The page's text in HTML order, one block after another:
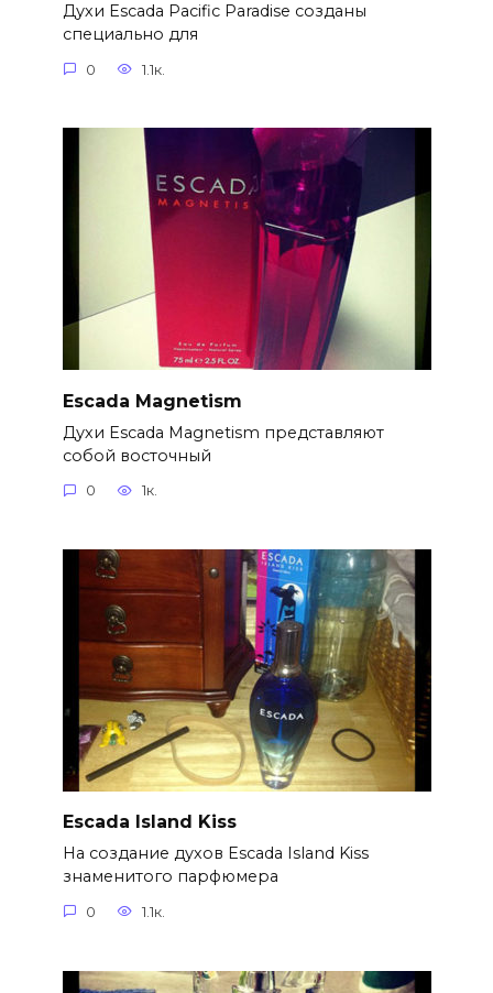
Духи Escada Pacific Paradise созданы
специально для
0 1.1к.
Escada Magnetism
Духи Escada Magnetism представляют
собой восточный
0 1к.
Escada Island Kiss
На создание духов Escada Island Kiss
знаменитого парфюмера
0 1.1к.